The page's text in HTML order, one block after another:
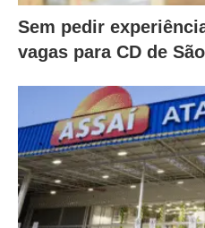
Sem pedir
vagas para CD de